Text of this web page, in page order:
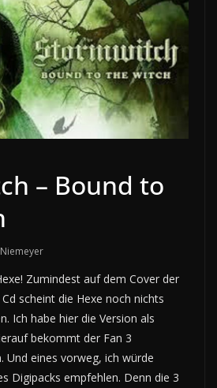
– Bound to
Zumindest auf dem Cover der
scheint die Hexe noch nichts
Ich habe hier die Version als
bekommt der Fan 3
Und eines vorweg, ich würde
Digipacks empfehlen. Denn die 3